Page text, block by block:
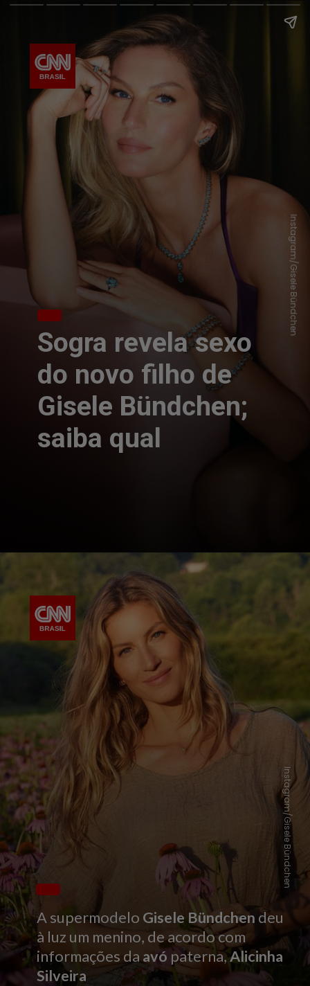
Sogra revela sexo
do novo filho de
Gisele Bündchen;
saiba qual
Instagram/Gisele Bündchen
A supermodelo Gisele Bündchen deu
à luz um menino, de acordo com
informações daavó paterna,Alicinha
Silveira
Instagram/Gisele Bündchen